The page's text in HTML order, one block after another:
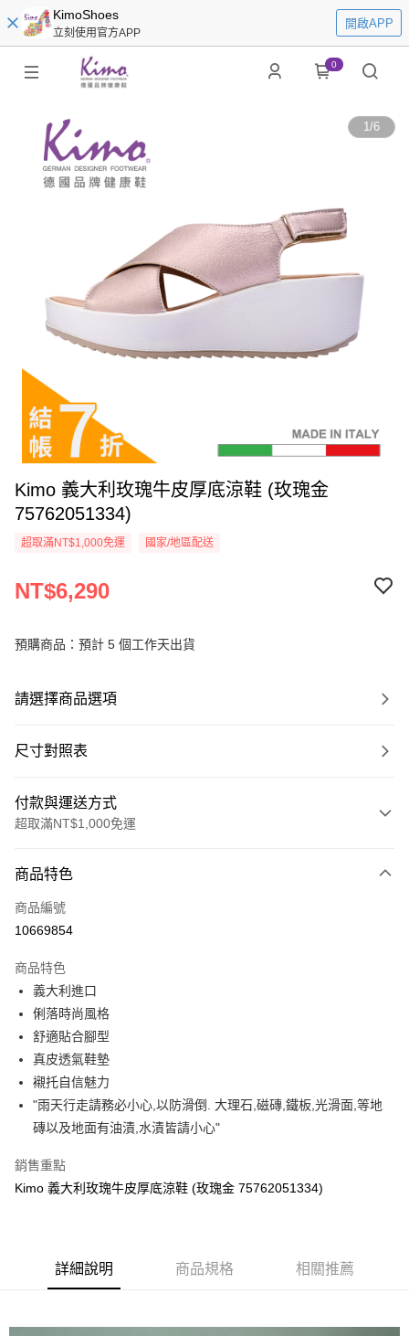
KimoShoes
立刻使用官方APP
開啟APP
0
1/6
Kimo 義大利玫瑰牛皮厚底涼鞋 (玫瑰金
75762051334)
超取滿NT$1,000免運 國家/地區配送
NT$6,290
預購商品：預計 5 個工作天出貨
請選擇商品選項
尺寸對照表
付款與運送方式
超取滿NT$1,000免運
信用卡一次付款
信用卡分期付款
合作金庫商業銀行
華南商業銀行
上海商業儲蓄銀行
國泰世華商業銀行
臺灣中小企業銀行
匯豐（台灣）商業銀行
聯邦商業銀行
元大商業銀行
永豐商業銀行
玉山商業銀行
台灣樂天信用卡公司
超商取貨付款
LINE Pay
Apple Pay
街口支付
AFTEE先享後付
便利好安心！
１．簡單：不需註冊會員、不需綁卡、不需儲值。
貨到付款
商品特色
商品編號
10669854
商品特色
義大利進口
俐落時尚風格
舒適貼合腳型
真皮透氣鞋墊
襯托自信魅力
"雨天行走請務必小心,以防滑倒. 大理石,磁磚,鐵板,光滑面,等地
磚以及地面有油漬,水漬皆請小心"
銷售重點
Kimo 義大利玫瑰牛皮厚底涼鞋 (玫瑰金 75762051334)
詳細說明 商品規格 相關推薦